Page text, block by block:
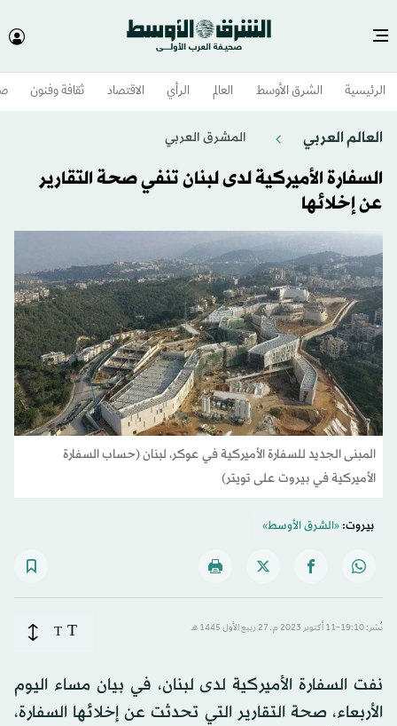
الرئيسية الشرق الأوسط​ العالم الرأي الاقتصاد ثقافة وفنون
العالم العربي المشرق العربي
السفارة الأميركية لدى لبنان تنفي صحة التقارير
عن إخلائها
المبنى الجديد للسفارة الأميركية في عوكر، لبنان (حساب السفارة
الأميركية في بيروت على تويتر)
بيروت:«الشرق الأوسط»
نُشر: 19:10-11 أكتوبر 2023 م ـ 27 ربيع الأول 1445 هـ T
T
نفت السفارة الأميركية لدى لبنان، في بيان مساء اليوم
الأربعاء، صحة التقارير التي تحدثت عن إخلائها السفارة،